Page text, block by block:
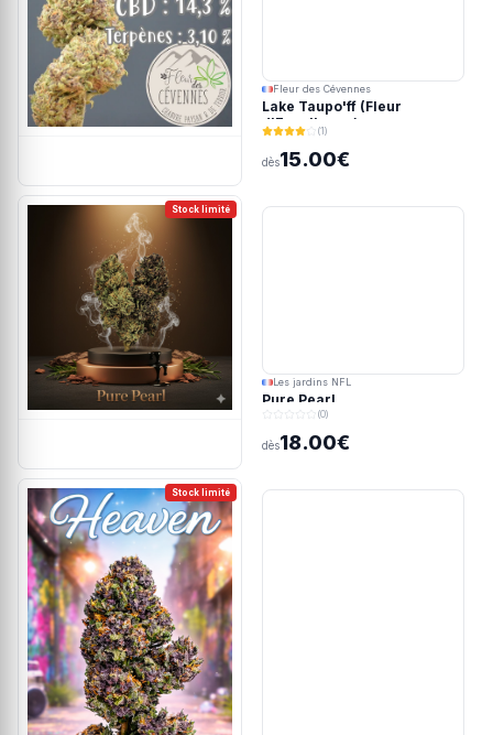
Fleur des Cévennes
Lake Taupo'ff (Fleur
d'Excellence)
(1)
dès15.00€
Stock limité
Les jardins NFL
Pure Pearl
(0)
dès18.00€
Stock limité